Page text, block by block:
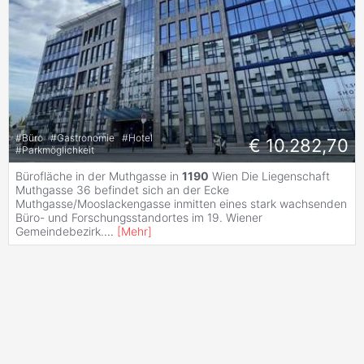
#Büro #Gastronomie #Hotel
#Parkmöglichkeit € 10.282,70
Bürofläche in der Muthgasse in 1190 Wien Die Liegenschaft
Muthgasse 36 befindet sich an der Ecke
Muthgasse/Mooslackengasse inmitten eines stark wachsenden
Büro- und Forschungsstandortes im 19. Wiener
Gemeindebezirk.... [Mehr]